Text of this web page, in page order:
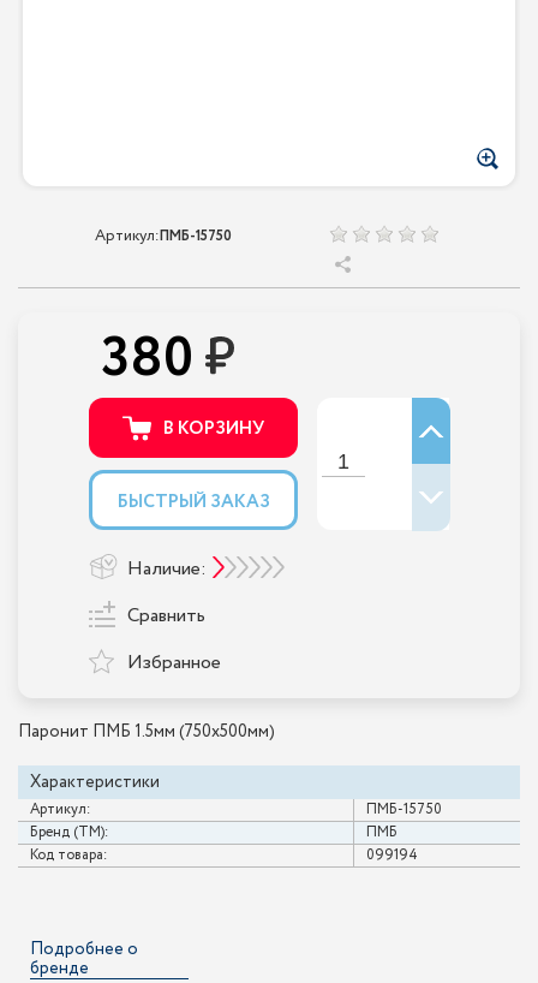
Артикул:ПМБ-15750
Паронит ПМБ 1.5мм (750х500мм)
Характеристики
Артикул:
ПМБ-15750
Бренд (ТМ):
ПМБ
Код товара:
099194
380
В КОРЗИНУ
БЫСТРЫЙ ЗАКАЗ
Наличие:
Сравнить
Избранное
Подробнее о
бренде